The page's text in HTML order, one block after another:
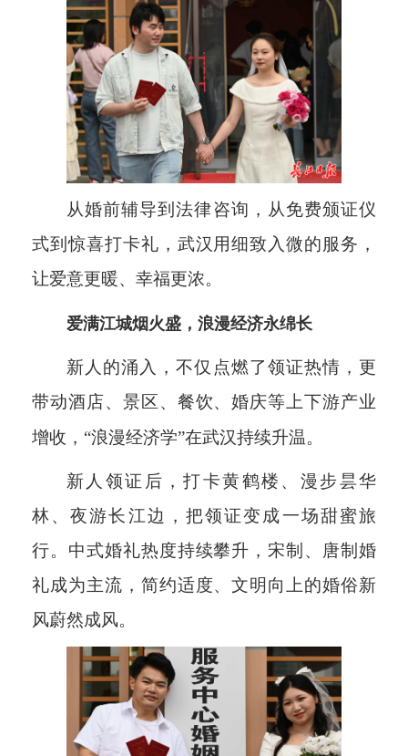
从婚前辅导到法律咨询，从免费颁证仪
式到惊喜打卡礼，武汉用细致入微的服务，
让爱意更暖、幸福更浓。
爱满江城烟火盛，浪漫经济永绵长
新人的涌入，不仅点燃了领证热情，更
带动酒店、景区、餐饮、婚庆等上下游产业
增收，“浪漫经济学”在武汉持续升温。
新人领证后，打卡黄鹤楼、漫步昙华
林、夜游长江边，把领证变成一场甜蜜旅
行。中式婚礼热度持续攀升，宋制、唐制婚
礼成为主流，简约适度、文明向上的婚俗新
风蔚然成风。